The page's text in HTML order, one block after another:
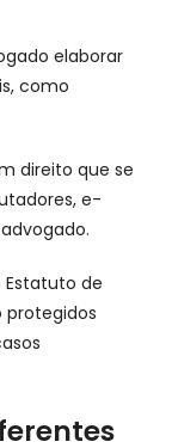
elaborar
como
direito que se
e-
Estatuto de
protegidos